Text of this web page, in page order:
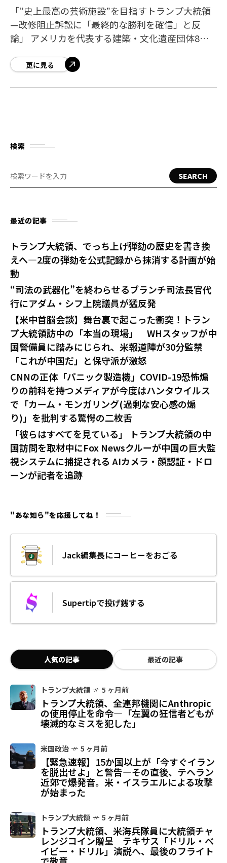
「”史上最高の芸術施設”を目指すトランプ大統領
—改修阻止訴訟に「最終的な勝利を確信」と反
論」 アメリカを代表する建築・文化遺産団体8団
会を相手取り、連邦
更に見る
検索
SEARCH
最近の記事
トランプ大統領、でっち上げ弾劾の歴史を書き換
えへ—2度の弾劾を公式記録から抹消する計画が始
動
“司法の武器化”を終わらせるブランチ司法長官代
行にアダム・シフ上院議員が猛反発
【米中首脳会談】舞台裏で起こった衝突！トラン
プ大統領訪中の「本当の現場」 WHスタッフが中
国警備員に踏みにじられ、米報道陣が30分監禁
「これが中国だ」と保守派が激怒
CNNの正体「パニック製造機」COVID-19恐怖煽
りの前科を持つメディアが今度はハンタウイルス
で「カーム・モンガリング(過剰な安心感の煽
り)」を批判する驚愕の二枚舌
「彼らはすべてを見ている」 トランプ大統領の中
国訪問を取材中にFox Newsクルーが中国の巨大監
視システムに捕捉される AIカメラ・顔認証・ドロ
ーンが記者を追跡
"あな知ら"を応援してね！
Jack編集長にコーヒーをおごる
Supertipで投げ銭する
人気の記事 最近の記事
トランプ大統領 5 ヶ月前
トランプ大統領、全連邦機関にAnthropic
の使用停止を命令—「左翼の狂信者どもが
壊滅的なミスを犯した」
米国政治 5 ヶ月前
【緊急速報】15か国以上が「今すぐイラン
を脱出せよ」と警告—その直後、テヘラン
近郊で爆発音。米・イスラエルによる攻撃
が始まった
トランプ大統領 5 ヶ月前
トランプ大統領、米海兵隊員に大統領チャ
レンジコイン贈呈 テキサス「ドリル・ベ
イビー・ドリル」演説へ、最後のフライト